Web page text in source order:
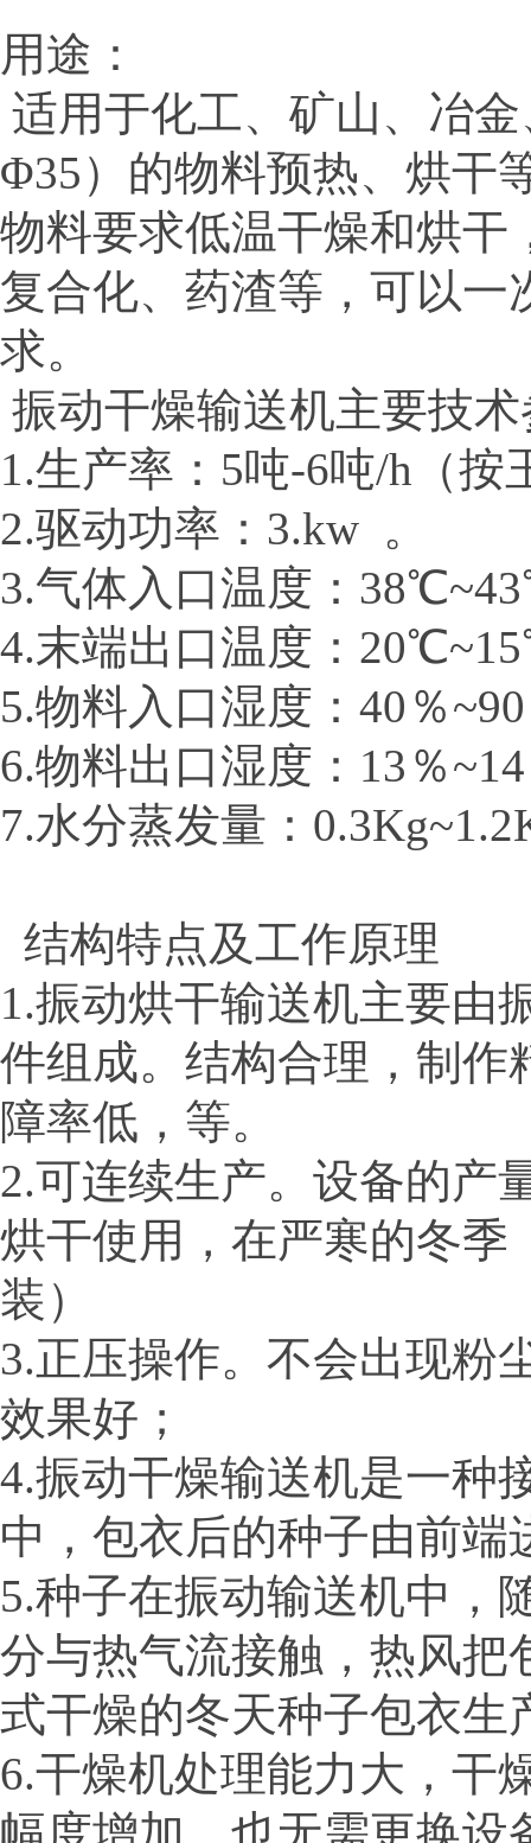
用途：
适用于化工、矿山、冶
Φ35）的物料预热、烘干
物料要求低温干燥和烘干
复合化、药渣等，可以
求。
振动干燥输送机主要技
1.生产率：5吨-6吨/h（按
2.驱动功率：3.kw 。
3.气体入口温度：
4.末端出口温度：
5.物料入口湿度：40％
6.物料出口湿度：13％
7.水分蒸发量：
结构特点及工作原理
1.振动烘干输送机主要由
件组成。结构合理，制作
障率低，等。
2.可连续生产。设备的产
烘干使用，在严寒的冬
装）
3.正压操作。不会出现粉
效果好；
4.振动干燥输送机是一种
中，包衣后的种子由
5.种子在振动输送机中，
分与热气流接触，热风把
式干燥的冬天种子包衣生
6.干燥机处理能力大，干